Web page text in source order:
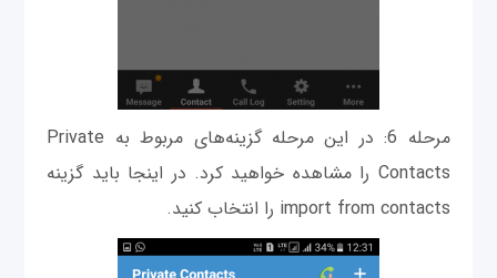
مرحله 6: در این مرحله گزینه‌های مربوط به Private
Contacts را مشاهده خواهید کرد. در اینجا باید گزینه
import from contacts را انتخاب کنید.